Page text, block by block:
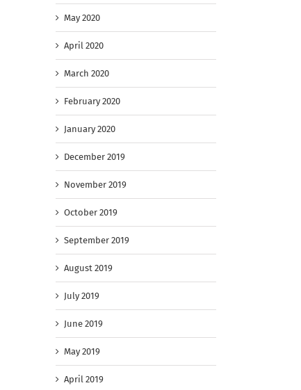
May 2020
April 2020
March 2020
February 2020
January 2020
December 2019
November 2019
October 2019
September 2019
August 2019
July 2019
June 2019
May 2019
April 2019